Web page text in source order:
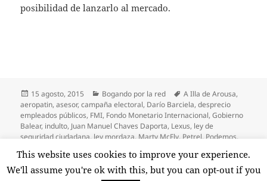
posibilidad de lanzarlo al mercado.
Publicado
el
15 agosto, 2015 Categorías
Bogando por la red Etiquetas
A Illa de Arousa,
aeropatin,asesor,campaña electoral, Darío Barciela,desprecio
empleados públicos, FMI, Fondo Monetario Internacional,Gobierno
Balear, indulto, Juan Manuel Chaves Daporta, Lexus, ley de
seguridad ciudadana, ley mordaza, Marty McFly, Petrel, Podemos,
Deja un comentarioen Crossover «Bogando por la red»: Nuevo
This website uses cookies to improve your experience.
We'll assume you're ok with this, but you can opt-out if you